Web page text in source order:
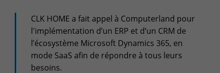
support-cpld@keyes.eu
Customer services
Delivery
+32(0)4 239.89.39
CLK HOME a fait appel à Computerland pour
l'implémentation d’un ERP et d’un CRM de
l’écosystème Microsoft Dynamics 365, en
mode SaaS afin de répondre à tous leurs
besoins.